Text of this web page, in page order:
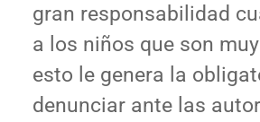
gran responsabilidad
a los niños que son
esto le genera la
denunciar ante las